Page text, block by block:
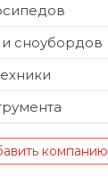
сноубордов
компанию